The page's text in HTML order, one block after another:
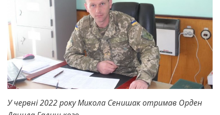
У червні 2022 року Микола Сенишак отримав Орден